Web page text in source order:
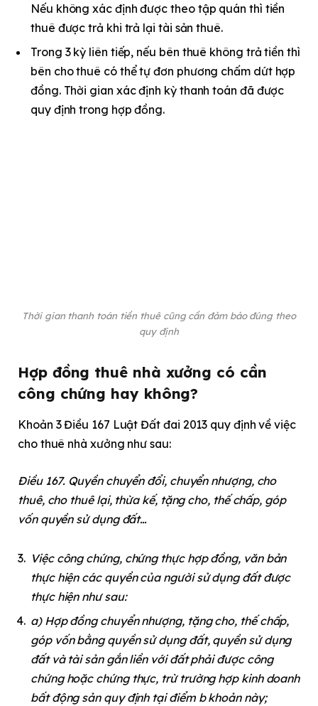
Nếu không xác định được theo tập quán thì tiền
thuê được trả khi trả lại tài sản thuê.
Trong 3 kỳ liên tiếp, nếu bên thuê không trả tiền thì
bên cho thuê có thể tự đơn phương chấm dứt hợp
đồng. Thời gian xác định kỳ thanh toán đã được
quy định trong hợp đồng.
Thời gian thanh toán tiền thuê cũng cần đảm bảo đúng theo
quy định
Hợp đồng thuê nhà xưởng có cần
công chứng hay không?
Khoản 3 Điều 167 Luật Đất đai 2013 quy định về việc
cho thuê nhà xưởng như sau:
Điều 167. Quyền chuyển đổi, chuyển nhượng, cho
thuê, cho thuê lại, thừa kế, tặng cho, thế chấp, góp
vốn quyền sử dụng đất…
Việc công chứng, chứng thực hợp đồng, văn bản
thực hiện các quyền của người sử dụng đất được
thực hiện như sau:
a) Hợp đồng chuyển nhượng, tặng cho, thế chấp,
góp vốn bằng quyền sử dụng đất, quyền sử dụng
đất và tài sản gắn liền với đất phải được công
chứng hoặc chứng thực, trừ trường hợp kinh doanh
bất động sản quy định tại điểm b khoản này;